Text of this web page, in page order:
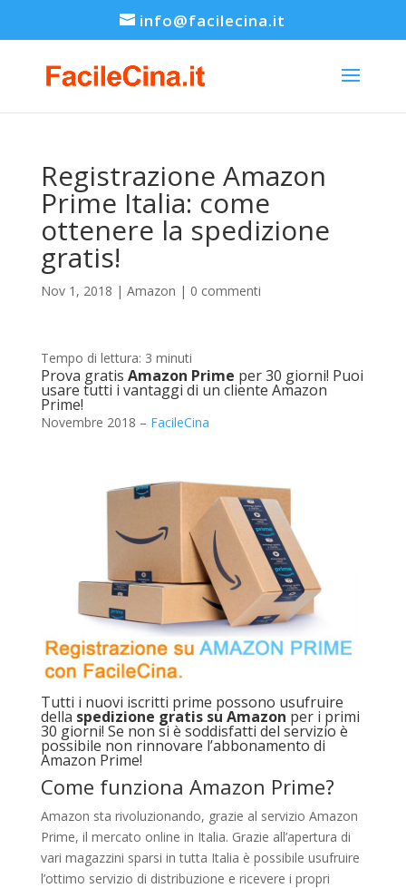
info@facilecina.it
Registrazione Amazon
Prime Italia: come
ottenere la spedizione
gratis!
Nov 1, 2018 | Amazon | 0 commenti
Tempo di lettura: 3 minuti
Prova gratis Amazon Prime per 30 giorni! Puoi
usare tutti i vantaggi di un cliente Amazon
Prime!
Novembre 2018 – FacileCina
Tutti i nuovi iscritti prime possono usufruire
della spedizione gratis su Amazon per i primi
30 giorni! Se non si è soddisfatti del servizio è
possibile non rinnovare l’abbonamento di
Amazon Prime!
Come funziona Amazon Prime?
Amazon sta rivoluzionando, grazie al servizio Amazon
Prime, il mercato online in Italia. Grazie all’apertura di
vari magazzini sparsi in tutta Italia è possibile usufruire
l’ottimo servizio di distribuzione e ricevere i propri